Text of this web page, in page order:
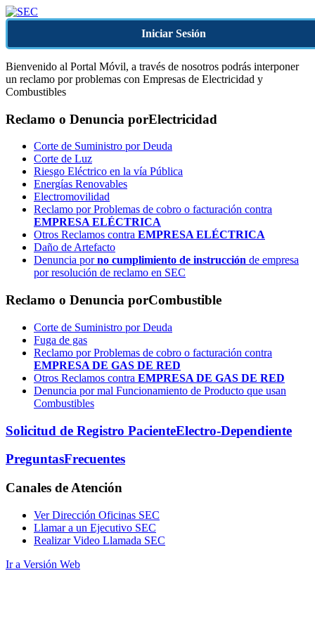
Iniciar Sesión
Bienvenido al Portal Móvil, a través de nosotros podrás interponer
un reclamo por problemas con Empresas de Electricidad y
Combustibles
Reclamo o Denuncia porElectricidad
Corte de Suministro por Deuda
Corte de Luz
Riesgo Eléctrico en la vía Pública
Energías Renovables
Electromovilidad
Reclamo por Problemas de cobro o facturación contra
EMPRESA ELÉCTRICA
Otros Reclamos contra EMPRESA ELÉCTRICA
Daño de Artefacto
Denuncia porno cumplimiento de instrucción de empresa
por resolución de reclamo en SEC
Reclamo o Denuncia porCombustible
Corte de Suministro por Deuda
Fuga de gas
Reclamo por Problemas de cobro o facturación contra
EMPRESA DE GAS DE RED
Otros Reclamos contra EMPRESA DE GAS DE RED
Denuncia por mal Funcionamiento de Producto que usan
Combustibles
Solicitud de Registro PacienteElectro-Dependiente
PreguntasFrecuentes
Canales de Atención
Ver Dirección Oficinas SEC
Llamar a un Ejecutivo SEC
Realizar Video Llamada SEC
Ir a Versión Web